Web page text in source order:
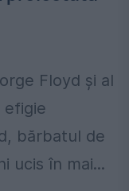
Floyd şi al
efigie
bărbatul de
ucis în mai...